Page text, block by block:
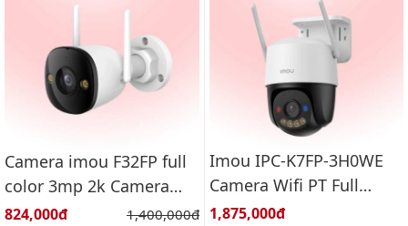
Camera imou F32FP full
color 3mp 2k Camera
wifi ngoài trời
Giá bán:
824,000đ Giá gốc:
1,400,000đ
Imou IPC-K7FP-3H0WE
Camera Wifi PT Full
Color ngoài trời 3.0MP
Giá bán:
1,875,000đ